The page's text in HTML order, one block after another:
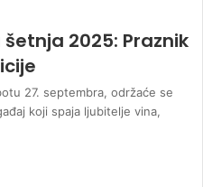
2025: Praznik
27. septembra, održaće se
koji spaja ljubitelje vina,